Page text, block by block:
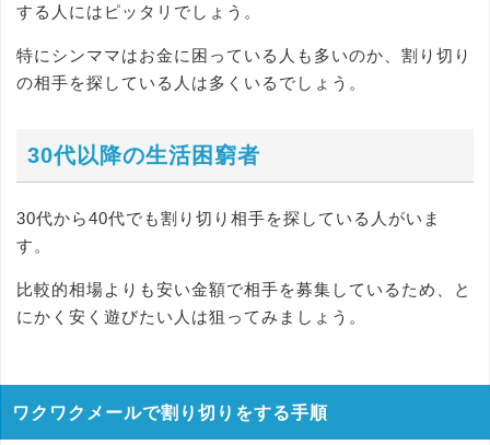
する人にはピッタリでしょう。
特にシンママはお金に困っている人も多いのか、割り切り
の相手を探している人は多くいるでしょう。
30代以降の生活困窮者
30代から40代でも割り切り相手を探している人がいま
す。
比較的相場よりも安い金額で相手を募集しているため、と
にかく安く遊びたい人は狙ってみましょう。
ワクワクメールで割り切りをする手順